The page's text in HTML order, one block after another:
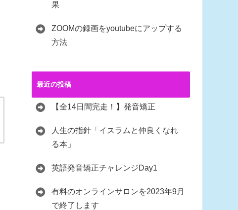
果
ZOOMの録画をyoutubeにアップする
方法
最近の投稿
【全14日間完走！】発音矯正
人生の指針「イスラムと仲良くなれ
る本」
英語発音矯正チャレンジDay1
有料のオンラインサロンを2023年9月
で終了します